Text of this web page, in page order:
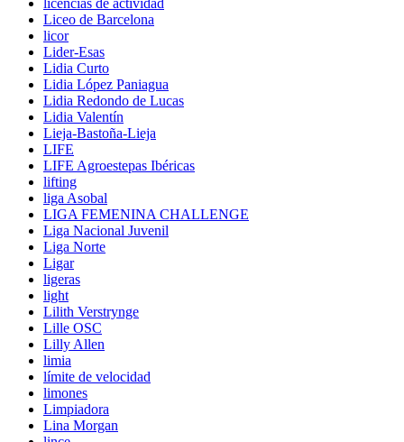
Liceo de Barcelona
licor
Lider-Esas
Lidia Curto
Lidia López Paniagua
Lidia Redondo de Lucas
Lidia Valentín
Lieja-Bastoña-Lieja
LIFE
LIFE Agroestepas Ibéricas
lifting
liga Asobal
LIGA FEMENINA CHALLENGE
Liga Nacional Juvenil
Liga Norte
Ligar
ligeras
light
Lilith Verstrynge
Lille OSC
Lilly Allen
limia
límite de velocidad
limones
Limpiadora
Lina Morgan